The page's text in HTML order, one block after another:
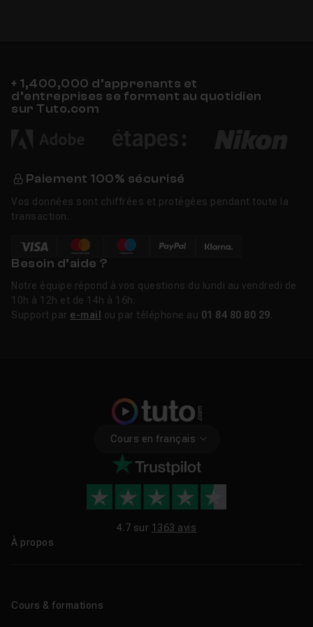
+ 1,400,000 d’apprenants et
d’entreprises se forment au quotidien
sur Tuto.com
Paiement 100% sécurisé
Vos données sont chiffrées et protégées pendant toute la
transaction.
Besoin d’aide ?
Notre équipe répond à vos questions du lundi au vendredi de
10h à 12h et de 14h à 16h.
Support par e-mail ou par téléphone au 01 84 80 80 29
Cours en français
4.7 sur 1363 avis
À propos
Cours & formations